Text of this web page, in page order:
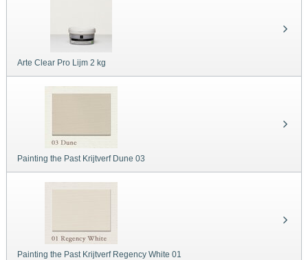
Arte Clear Pro Lijm 2 kg
Painting the Past Krijtverf Dune 03
Painting the Past Krijtverf Regency White 01